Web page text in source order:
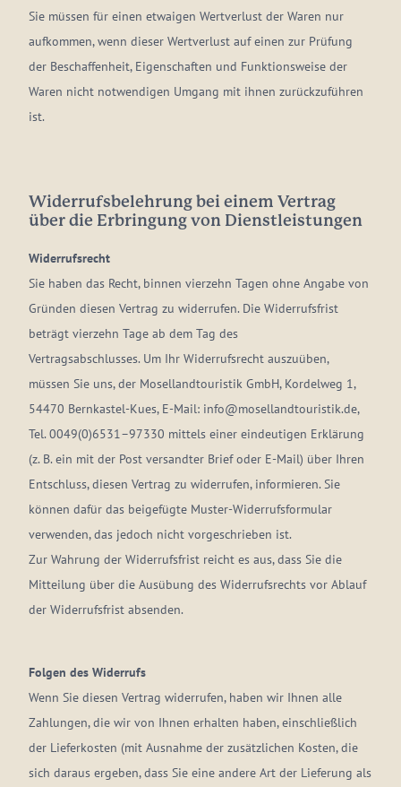
Sie müssen für einen etwaigen Wertverlust der Waren nur
aufkommen, wenn dieser Wertverlust auf einen zur Prüfung
der Beschaffenheit, Eigenschaften und Funktionsweise der
Waren nicht notwendigen Umgang mit ihnen zurückzuführen
ist.
Widerrufsbelehrung bei einem Vertrag
über die Erbringung von Dienstleistungen
Widerrufsrecht
Sie haben das Recht, binnen vierzehn Tagen ohne Angabe von
Gründen diesen Vertrag zu widerrufen. Die Widerrufsfrist
beträgt vierzehn Tage ab dem Tag des
Vertragsabschlusses. Um Ihr Widerrufsrecht auszuüben,
müssen Sie uns, der Mosellandtouristik GmbH, Kordelweg 1,
54470 Bernkastel-Kues, E-Mail: info@mosellandtouristik.de,
Tel. 0049(0)6531–97330 mittels einer eindeutigen Erklärung
(z. B. ein mit der Post versandter Brief oder E-Mail) über Ihren
Entschluss, diesen Vertrag zu widerrufen, informieren. Sie
können dafür das beigefügte Muster-Widerrufsformular
verwenden, das jedoch nicht vorgeschrieben ist.
Zur Wahrung der Widerrufsfrist reicht es aus, dass Sie die
Mitteilung über die Ausübung des Widerrufsrechts vor Ablauf
der Widerrufsfrist absenden.
Folgen des Widerrufs
Wenn Sie diesen Vertrag widerrufen, haben wir Ihnen alle
Zahlungen, die wir von Ihnen erhalten haben, einschließlich
der Lieferkosten (mit Ausnahme der zusätzlichen Kosten, die
sich daraus ergeben, dass Sie eine andere Art der Lieferung als